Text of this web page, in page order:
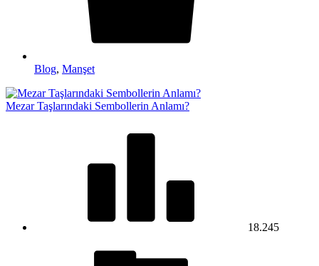
Blog, Manşet
Mezar Taşlarındaki Sembollerin Anlamı?
18.245